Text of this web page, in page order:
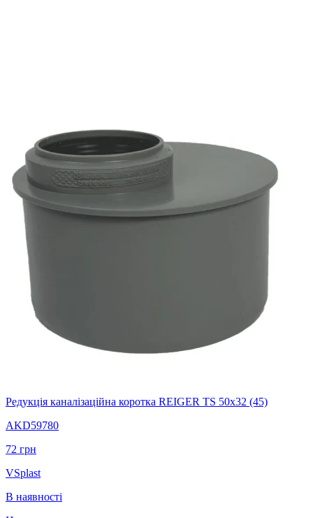
Редукція каналізаційна коротка REIGER TS 50х32 (45)
AKD59780
72 грн
VSplast
В наявності